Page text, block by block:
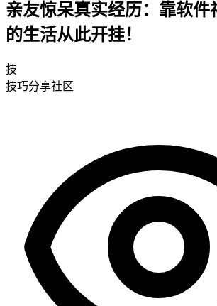
亲友惊呆真实经历：靠软件
的生活从此开挂！
技
技巧分享社区